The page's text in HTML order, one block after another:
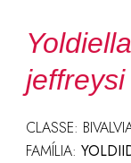
jeffreysi
CLASSE:
FAMÍLIA: